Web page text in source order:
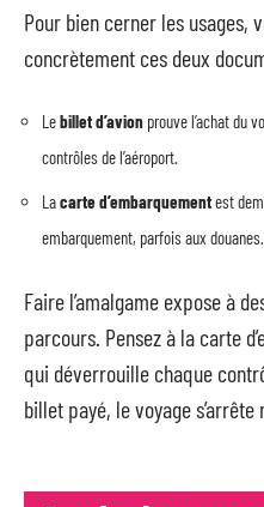
Pour bien cerner les
concrètement ces deux
Lebillet d’avion prouve l’achat du
contrôles de l’aéroport.
Lacarte d’embarquementest
embarquement, parfois aux douanes.
Faire l’amalgame expose à
parcours. Pensez à la carte
qui déverrouille chaque
billet payé, le voyage s’arrête